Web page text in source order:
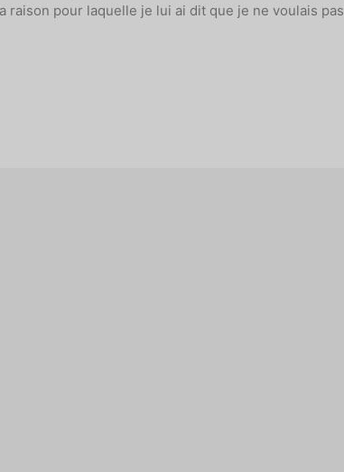
raison pour laquelle je lui ai dit que je ne voulais pas